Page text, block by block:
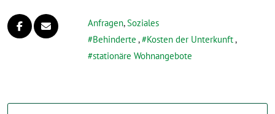
Anfragen,Soziales
Behinderte , Kosten der Unterkunft,
stationäre Wohnangebote